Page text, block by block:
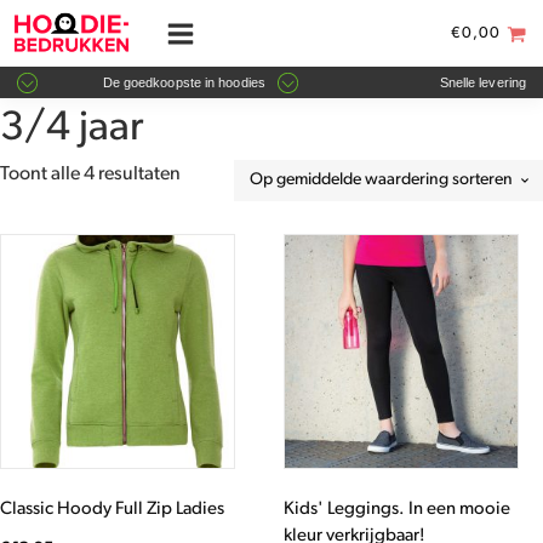
€0,00
De goedkoopste in hoodies Snelle levering
3/4 jaar
Toont alle 4 resultaten Gesorteerd
waardering
Classic Hoody Full Zip Ladies
product
heeft
meerdere
variaties.
Deze
optie
gekozen
op
de
Kids' Leggings. In een mooie
kleur verkrijgbaar!
Dit
product
meerdere
variaties.
Deze
optie
kan
gekozen
op
de